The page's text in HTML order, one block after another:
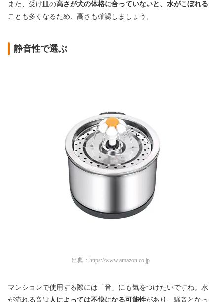
また、受け皿の高さが犬の体格に合っていないと、水がこぼれる
ことも多くなるため、高さも確認しましょう。
静音性で選ぶ
出典： https://www.amazon.co.jp
マンションで使用する際には「音」にも気をつけたいですね。水
が流れる音は 人によっては不快になる可能性があり、騒音となっ